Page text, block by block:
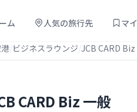
ム 人気の旅行先 マ
ビジネスラウンジ JCB CARD
CARD Biz 一般